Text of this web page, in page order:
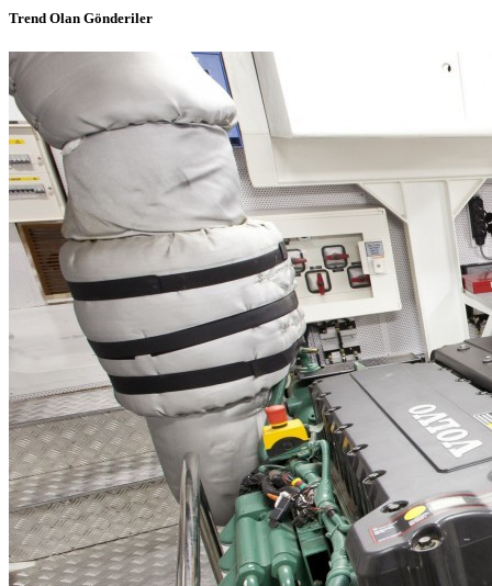
Trend Olan Gönderiler